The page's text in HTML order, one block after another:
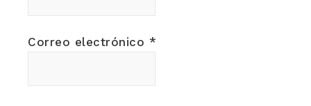
Correo electrónico *